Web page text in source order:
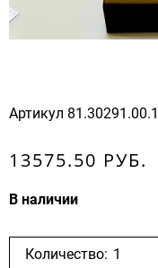
Артикул 81.30291.00.1
13575.50 РУБ.
В наличии
Количество: